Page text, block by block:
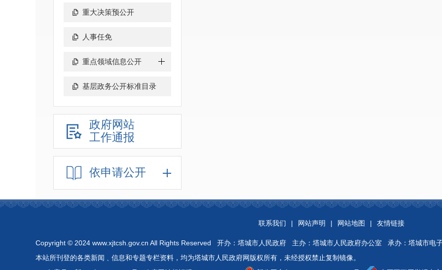
重大决策预公开
人事任免
重点领域信息公开
基层政务公开标准目录
政府网站
工作通报
依申请公开
联系我们 | 网站声明 | 网站地图 | 友情链接
Copyright © 2024 www.xjtcsh.gov.cn All Rights Reserved 开办：塔城市人民政府 主办：塔城市人民政府办公室 承办：塔城市电
本站所刊登的各类新闻﹑信息和专题专栏资料，均为塔城市人民政府网版权所有，未经授权禁止复制镜像。